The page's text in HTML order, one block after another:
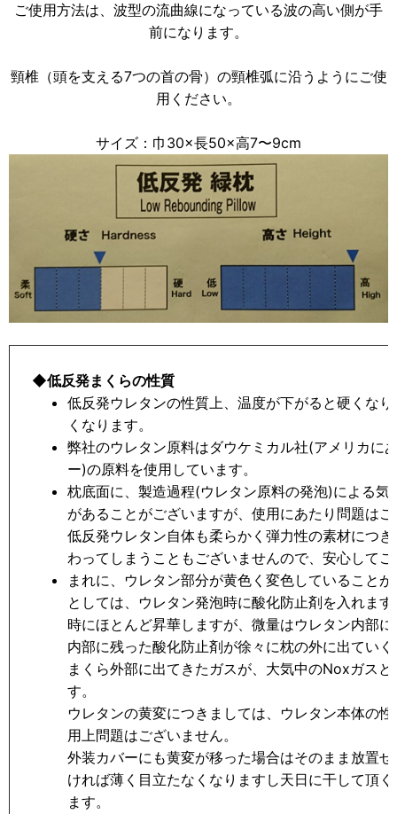
ご使用方法は、波型の流曲線になっている波の高い側が手
前になります。
頸椎（頭を支える7つの首の骨）の頸椎弧に沿うようにご使
用ください。
サイズ：巾30×長50×高7〜9cm
◆低反発まくらの性質
低反発ウレタンの性質上、温度が下がると硬くな
くなります。
弊社のウレタン原料はダウケミカル社(アメリカに
ー)の原料を使用しています。
枕底面に、製造過程(ウレタン原料の発泡)による
があることがございますが、使用にあたり問題は
低反発ウレタン自体も柔らかく弾力性の素材につ
わってしまうこともございませんので、安心して
まれに、ウレタン部分が黄色く変色していること
としては、ウレタン発泡時に酸化防止剤を入れま
時にほとんど昇華しますが、微量はウレタン内部
内部に残った酸化防止剤が徐々に枕の外に出てい
まくら外部に出てきたガスが、大気中のNoxガス
す。
ウレタンの黄変につきましては、ウレタン本体の
用上問題はございません。
外装カバーにも黄変が移った場合はそのまま放置
ければ薄く目立たなくなりますし天日に干して頂
ます。